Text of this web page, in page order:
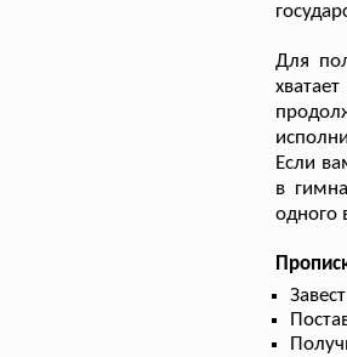
Для
Если
в
одного